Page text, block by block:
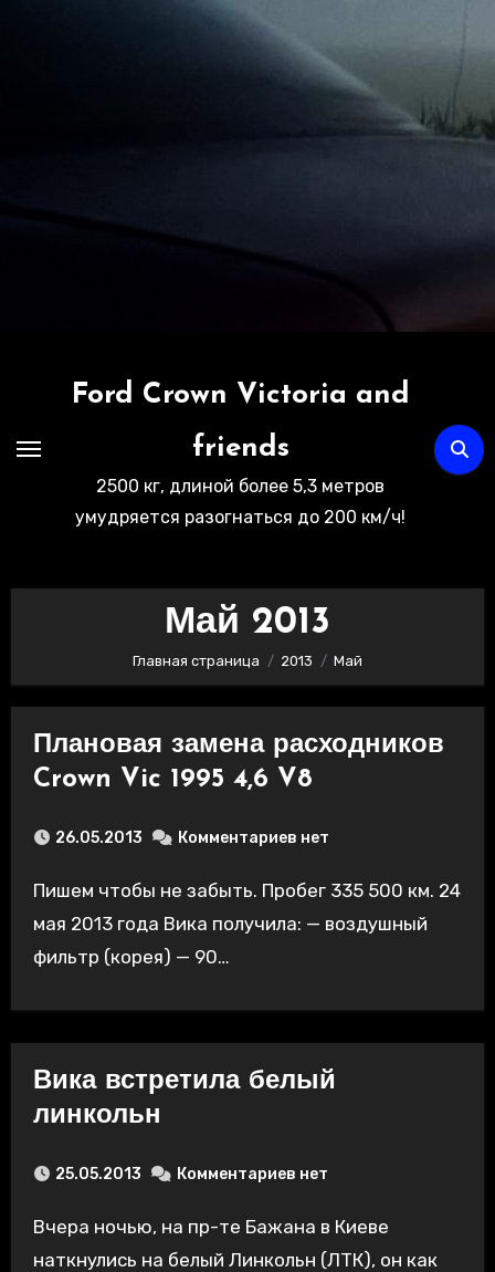
Ford Crown Victoria and
friends
2500 кг, длиной более 5,3 метров
умудряется разогнаться до 200 км/ч!
Май 2013
Главная страница 2013 Май
Плановая замена расходников
Crown Vic 1995 4,6 V8
26.05.2013 Комментариев нет
Пишем чтобы не забыть. Пробег 335 500 км. 24
мая 2013 года Вика получила: — воздушный
фильтр (корея) — 90…
Вика встретила белый
линкольн
25.05.2013 Комментариев нет
Вчера ночью, на пр-те Бажана в Киеве
наткнулись на белый Линкольн (ЛТК), он как